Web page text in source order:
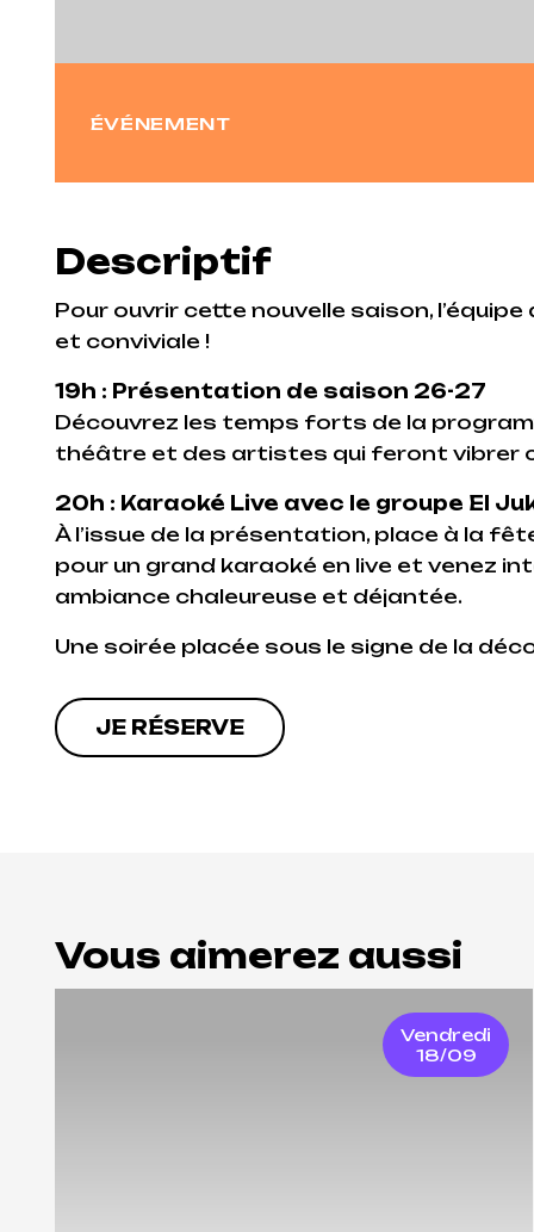
ÉVÉNEMENT
Descriptif
Pour ouvrir cette nouvelle saison,
et conviviale !
19h : Présentation de saison 26-27
Découvrez les temps forts de la
théâtre et des artistes qui feront vibrer
20h : Karaoké Live avec le groupe El
À l’issue de la présentation, place à la
pour un grand karaoké en live et venez
ambiance chaleureuse et déjantée.
Une soirée placée sous le signe de la
JE RÉSERVE
Vous aimerez aussi
Vendredi
18/09